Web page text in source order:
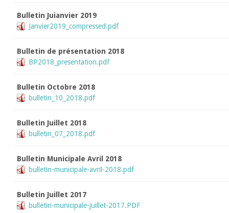
Bulletin Juianvier 2019
Janvier2019_compressed.pdf
Bulletin de présentation 2018
BP2018_presentation.pdf
Bulletin Octobre 2018
bulletin_10_2018.pdf
Bulletin Juillet 2018
bulletin_07_2018.pdf
Bulletin Municipale Avril 2018
bulletin-municipale-avril-2018.pdf
Bulletin Juillet 2017
bulletin-municipale-juillet-2017.PDF